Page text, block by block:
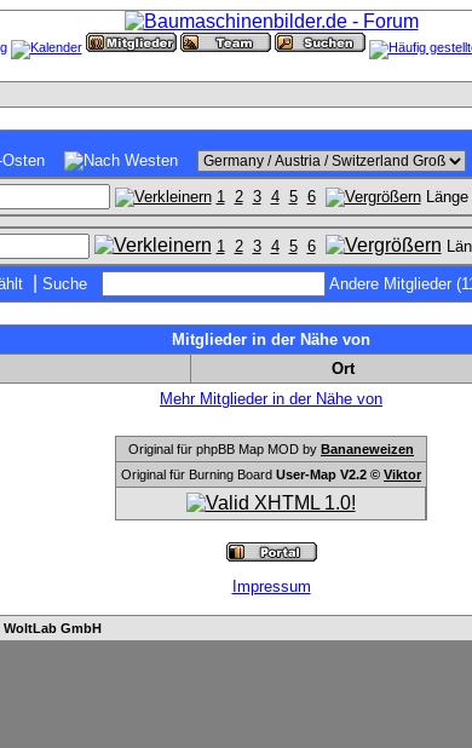
1 2 3 4 5 6 Länge
1 2 3 4 5 6
Suche Andere Mitglieder
Mitglieder in der Nähe von
Ort
Mehr Mitglieder in der Nähe von
Original für phpBB Map MOD by Bananeweizen
Original für Burning Board User-Map V2.2 © Viktor
Impressum
WoltLab GmbH